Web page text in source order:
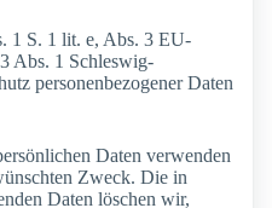
1 S. 1 lit. e, Abs. 3 EU-
Abs. 1 Schleswig-
personenbezogener Daten
Daten verwenden
Zweck. Die in
Daten löschen wir,